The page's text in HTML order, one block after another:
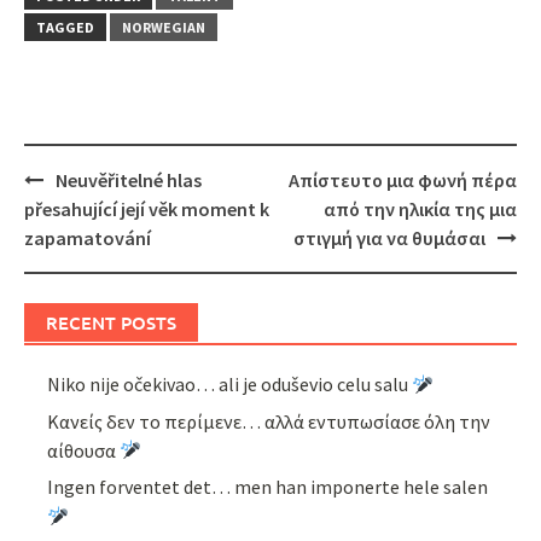
TAGGED
NORWEGIAN
Post
navigation
Neuvěřitelné hlas
přesahující její věk moment k
zapamatování
Απίστευτο μια φωνή πέρα
από την ηλικία της μια
στιγμή για να θυμάσαι
RECENT POSTS
Niko nije očekivao… ali je oduševio celu salu
Κανείς δεν το περίμενε… αλλά εντυπωσίασε όλη την
αίθουσα
Ingen forventet det… men han imponerte hele salen